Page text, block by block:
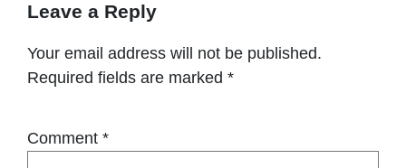
Leave a Reply
Your email address will not be published.
Required fields are marked *
Comment *